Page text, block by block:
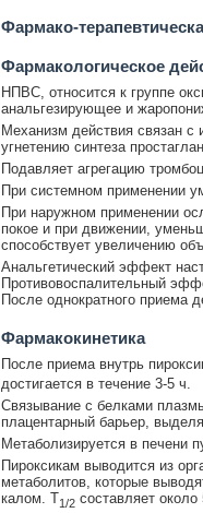
Фармако-
Фармакологическое
НПВС, относится к группе
анальгезирующее и
Механизм действия связан
угнетению синтеза
Подавляет агрегацию
При системном применении
При наружном применении
покое и при движении,
способствует увеличению
Анальгетический эффект
Противовоспалительный
После однократного приема
Фармакокинетика
После приема внутрь
достигается в течение 3-5 ч.
Связывание с белками
плацентарный барьер,
Метаболизируется в печени
Пироксикам выводится из
метаболитов, которые
калом. T1/2составляет около